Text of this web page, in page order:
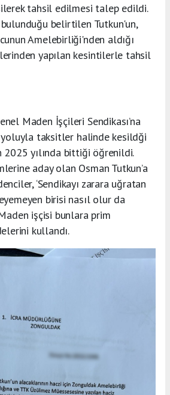
tahsil edilmesi talep edildi.
bulunduğu belirtilen Tutkun'un,
Amelebirliği'nden aldığı
yapılan kesintilerle tahsil
Maden İşçileri Sendikası’na
taksitler halinde kesildği
2025 yılında bittiği öğrenildi.
aday olan Osman Tutkun’a
‘Sendikayı zarara uğratan
birisi nasıl olur da
işçisi bunlara prim
kullandı.